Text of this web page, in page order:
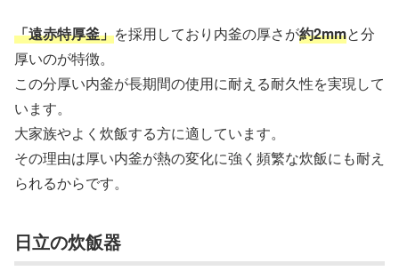
「遠赤特厚釜」を採用しており内釜の厚さが約2mmと分
厚いのが特徴。
この分厚い内釜が長期間の使用に耐える耐久性を実現して
います。
大家族やよく炊飯する方に適しています。
その理由は厚い内釜が熱の変化に強く頻繁な炊飯にも耐え
られるからです。
日立の炊飯器